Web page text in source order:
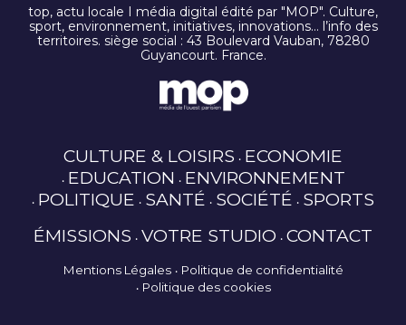
top, actu locale I média digital édité par "MOP". Culture,
sport, environnement, initiatives, innovations… l’info des
territoires. siège social : 43 Boulevard Vauban, 78280
Guyancourt. France.
CULTURE & LOISIRS ECONOMIE
EDUCATION ENVIRONNEMENT
POLITIQUE SANTÉ SOCIÉTÉ SPORTS
ÉMISSIONS VOTRE STUDIO CONTACT
Mentions Légales
Politique de confidentialité
Politique des cookies